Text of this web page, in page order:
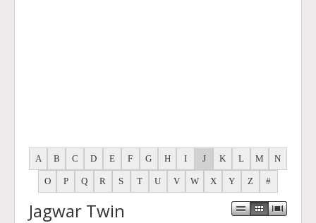
A B C D E F G H I J K L M N
O P Q R S T U V W X Y Z #
Jagwar Twin